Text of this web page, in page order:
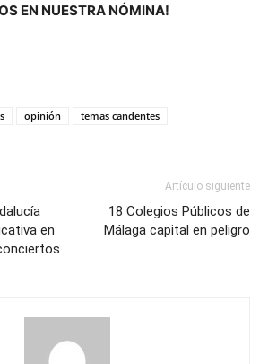
EN NUESTRA NÓMINA!
opinión
temas candentes
en
Artículo siguiente
18 Colegios Públicos de
Málaga capital en peligro